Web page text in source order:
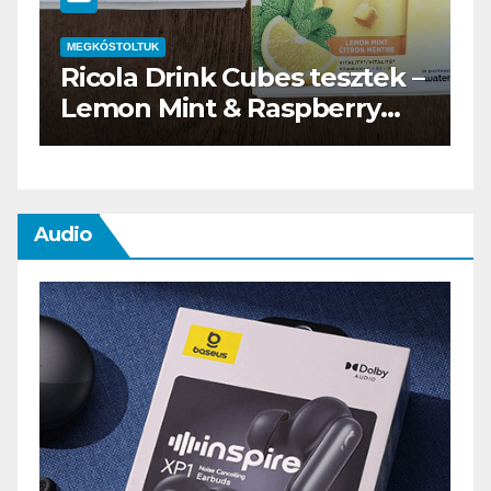
Cubes tesztek –
& Raspberry
MEGKÓSTOLTUK
Waterdrop
teszt
Audio